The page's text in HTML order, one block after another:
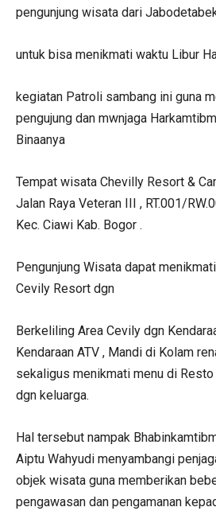
pengunjung wisata dari
untuk bisa menikmati waktu Libur
kegiatan Patroli sambang ini guna
pengujung dan mwnjaga
Binaanya
Tempat wisata Chevilly Resort &
Jalan Raya Veteran III , RT.001/
Kec. Ciawi Kab. Bogor .
Pengunjung Wisata dapat
Cevily Resort dgn
Berkeliling Area Cevily dgn
Kendaraan ATV , Mandi di Kolam
sekaligus menikmati menu di
dgn keluarga.
Hal tersebut nampak
Aiptu Wahyudi menyambangi
objek wisata guna memberikan
pengawasan dan pengamanan